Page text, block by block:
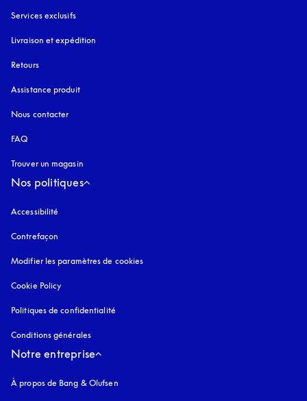
Services exclusifs
Livraison et expédition
Retours
Assistance produit
Nous contacter
FAQ
Trouver un magasin
Nos politiques
Accessibilité
Contrefaçon
Modifier les paramètres de cookies
Cookie Policy
Politiques de confidentialité
Conditions générales
Notre entreprise
À propos de Bang & Olufsen